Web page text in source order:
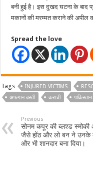
बनी हुई है। इस दुखद घटना के बाद
मकानों की मरम्मत कराने की अपील
Spread the love
Tags INJURED VICTIMS
अफगान बस्ती
कराची पाकिस्तान
Previous
सोनम कपूर की ब्लश्ड
जैसे होंठ और लो बन ने उनके
और भी शानदार बना दिया।